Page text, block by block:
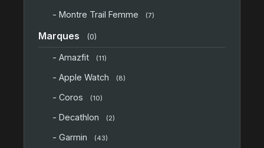
- Montre Trail Femme (7)
Marques (0)
- Amazfit (11)
- Apple Watch (8)
- Coros (10)
- Decathlon (2)
- Garmin (43)